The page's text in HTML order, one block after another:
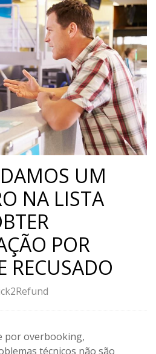
UM
NA LISTA
POR
RECUSADO
por overbooking,
técnicos não são